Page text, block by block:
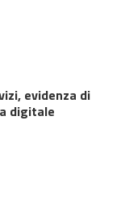
evidenza di
digitale